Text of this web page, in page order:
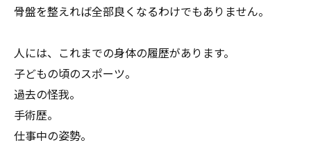
骨盤を整えれば全部良くなるわけでもありません。
人には、これまでの身体の履歴があります。
子どもの頃のスポーツ。
過去の怪我。
手術歴。
仕事中の姿勢。